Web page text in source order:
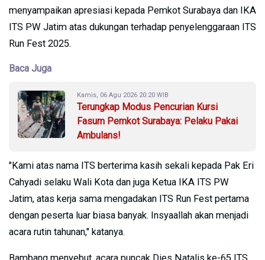
menyampaikan apresiasi kepada Pemkot Surabaya dan IKA
ITS PW Jatim atas dukungan terhadap penyelenggaraan ITS
Run Fest 2025.
Baca Juga
Kamis, 06 Agu 2026 20:20 WIB
Terungkap Modus Pencurian Kursi
Fasum Pemkot Surabaya: Pelaku Pakai
Ambulans!
"Kami atas nama ITS berterima kasih sekali kepada Pak Eri
Cahyadi selaku Wali Kota dan juga Ketua IKA ITS PW
Jatim, atas kerja sama mengadakan ITS Run Fest pertama
dengan peserta luar biasa banyak. Insyaallah akan menjadi
acara rutin tahunan," katanya.